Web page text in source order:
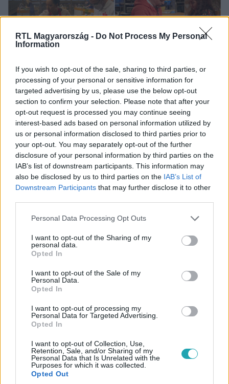
RTL Magyarország - Do Not Process My Personal
Information
If you wish to opt-out of the sale, sharing to third parties, or
processing of your personal or sensitive information for
targeted advertising by us, please use the below opt-out
section to confirm your selection. Please note that after your
opt-out request is processed you may continue seeing
interest-based ads based on personal information utilized by
us or personal information disclosed to third parties prior to
your opt-out. You may separately opt-out of the further
disclosure of your personal information by third parties on the
IAB’s list of downstream participants. This information may
also be disclosed by us to third parties on the IAB’s List of
Downstream Participants that may further disclose it to other
Please note that this website/app uses one or more Google
not limited to your visit or usage behaviour. You may click to
grant or deny consent to Google and its third-party tags to
use your data for below specified purposes in below Google
consent section.
Personal Data Processing Opt Outs
I want to opt-out of the Sharing of my
personal data.
Opted In
I want to opt-out of the Sale of my
Personal Data.
Opted In
I want to opt-out of processing my
Personal Data for Targeted Advertising.
Opted In
I want to opt-out of Collection, Use,
Retention, Sale, and/or Sharing of my
Personal Data that Is Unrelated with the
Purposes for which it was collected.
Opted Out
A Konyhafőnök
TOP10 – Ezek voltak a Konyhafőnök legdurvább
sérülései
Elvágott ujjak, megégetett vagy éppen leforrázott kezek,
a pultok mögött csúszkáló és ájulással küzdő versenyzők
– mindegyik megtörtént a gasztroreality konyhájában. Az
idő rohamtempójú múlása és az ezzel párhuzamosan
elmérgesedő pánik nagyon sokszor sérülésekkel lepte
meg a hobbi szakácsokat. Nézzük most ezek közül a
legemlékezetesebb pillanatokat!
2:53
A Konyhafőnök
Beát durva baleset érte: A séfek hoztak vissza a
versenybe
A háziasszony apait-anyait beleadott a főzésbe, de a
nagy kapkodás miatt a mentős kezei között végezte.
Szerencsére, sikerült elállítani a vérzést az ujján, és
visszafuthatott a konyhapult mögé, ahol később se